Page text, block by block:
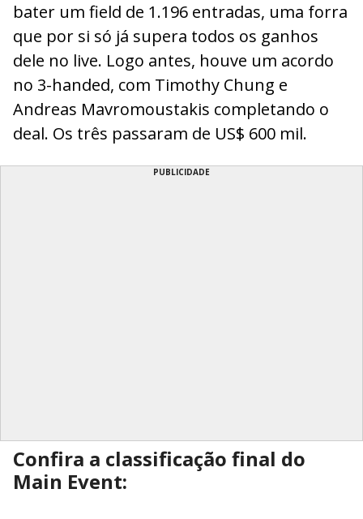
bater um field de 1.196 entradas, uma forra
que por si só já supera todos os ganhos
dele no live. Logo antes, houve um acordo
no 3-handed, com Timothy Chung e
Andreas Mavromoustakis completando o
deal. Os três passaram de US$ 600 mil.
PUBLICIDADE
Confira a classificação final do
Main Event: